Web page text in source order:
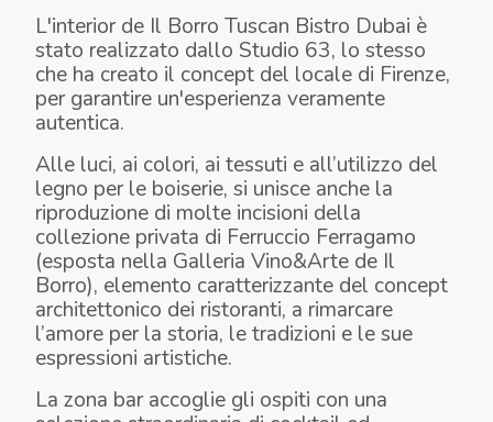
L'interior de Il Borro Tuscan Bistro Dubai è
stato realizzato dallo Studio 63, lo stesso
che ha creato il concept del locale di Firenze,
per garantire un'esperienza veramente
autentica.
Alle luci, ai colori, ai tessuti e all’utilizzo del
legno per le boiserie, si unisce anche la
riproduzione di molte incisioni della
collezione privata di Ferruccio Ferragamo
(esposta nella Galleria Vino&Arte de Il
Borro), elemento caratterizzante del concept
architettonico dei ristoranti, a rimarcare
l’amore per la storia, le tradizioni e le sue
espressioni artistiche.
La zona bar accoglie gli ospiti con una